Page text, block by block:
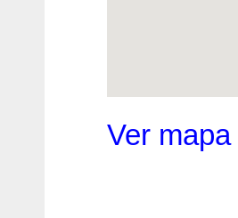
Ver